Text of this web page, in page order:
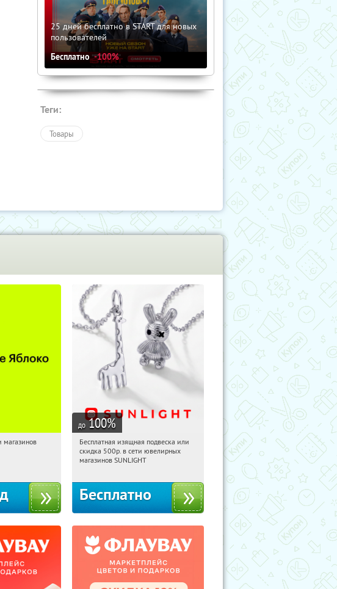
25 дней бесплатно в START для новых
пользователей
Бесплатно -100%
Теги:
Товары
Получи первым!
магазинов
до 100%
07:46:54 Получили:
Россия
Бесплатная изящная подвеска или
скидка 500р. в сети ювелирных
магазинов SUNLIGHT
Бесплатно